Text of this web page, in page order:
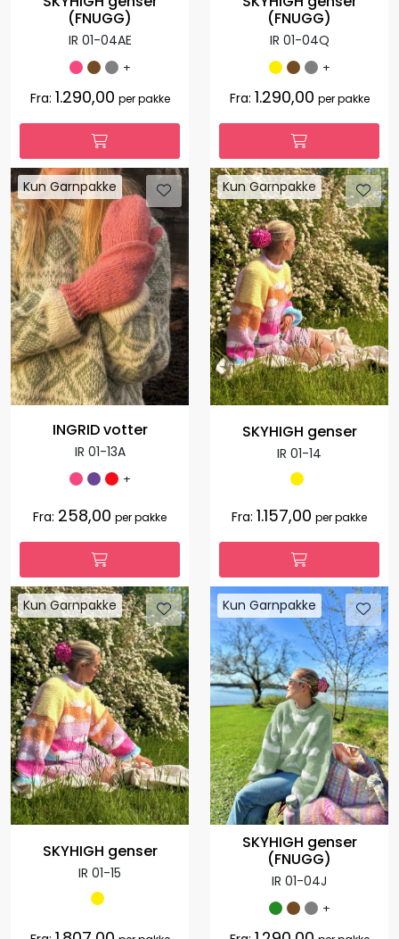
(FNUGG)
IR 01-04AE
+
Fra: 1.290,00 per pakke
(FNUGG)
IR 01-04Q
+
Fra: 1.290,00 per pakke
Kun Garnpakke
INGRID votter
IR 01-13A
+
Fra: 258,00 per pakke
Kun Garnpakke
SKYHIGH genser
IR 01-14
Fra: 1.157,00 per pakke
Kun Garnpakke
SKYHIGH genser
IR 01-15
Kun Garnpakke
SKYHIGH genser
(FNUGG)
IR 01-04J
+